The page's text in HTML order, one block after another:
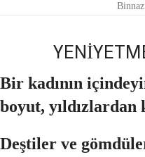
Bir kadının
boyut,
Deştiler ve